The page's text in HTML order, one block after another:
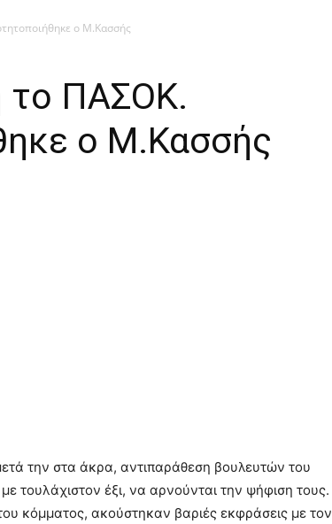
ο Μ.Κασσής
το ΠΑΣΟΚ.
ο Μ.Κασσής
την στα άκρα, αντιπαράθεση βουλευτών του
τουλάχιστον έξι, να αρνούνται την ψήφιση τους.
κόμματος, ακούστηκαν βαριές εκφράσεις με τον